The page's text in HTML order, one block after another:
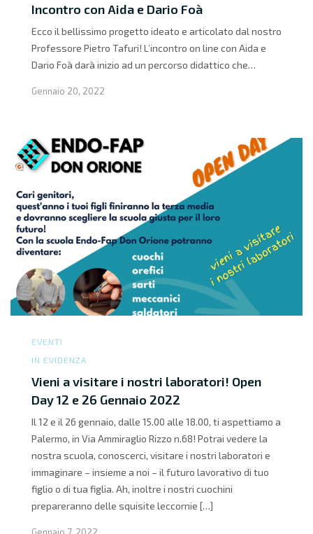
Incontro con Aida e Dario Foà
Ecco il bellissimo progetto ideato e articolato dal nostro
Professore Pietro Tafuri! L’incontro on line con Aida e
Dario Foà darà inizio ad un percorso didattico che…
Gennaio 20, 2022
EVENTI
IN EVIDENZA
Vieni a visitare i nostri laboratori! Open
Day 12 e 26 Gennaio 2022
Il 12 e il 26 gennaio, dalle 15.00 alle 18.00, ti aspettiamo a
Palermo, in Via Ammiraglio Rizzo n.68! Potrai vedere la
nostra scuola, conoscerci, visitare i nostri laboratori e
immaginare – insieme a noi – il futuro lavorativo di tuo
figlio o di tua figlia. Ah, inoltre i nostri cuochini
prepareranno delle squisite leccornie […]